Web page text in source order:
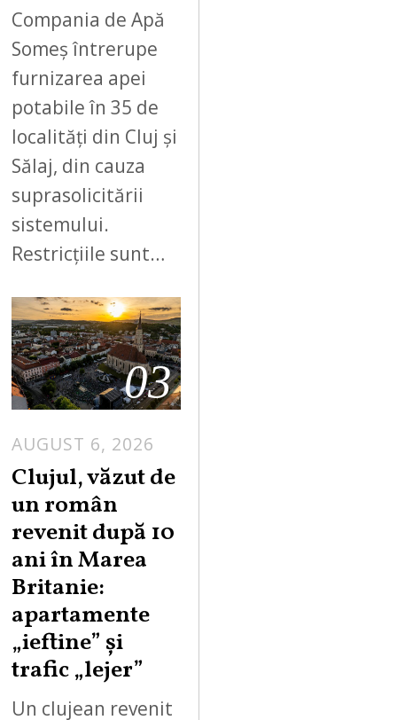
Compania de Apă
Someș întrerupe
furnizarea apei
potabile în 35 de
localități din Cluj și
Sălaj, din cauza
suprasolicitării
sistemului.
Restricțiile sunt…
03
AUGUST 6, 2026
Clujul, văzut de
un român
revenit după 10
ani în Marea
Britanie:
apartamente
„ieftine” și
trafic „lejer”
Un clujean revenit